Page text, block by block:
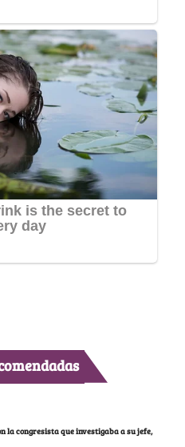
la congresista que investigaba a su jefe,